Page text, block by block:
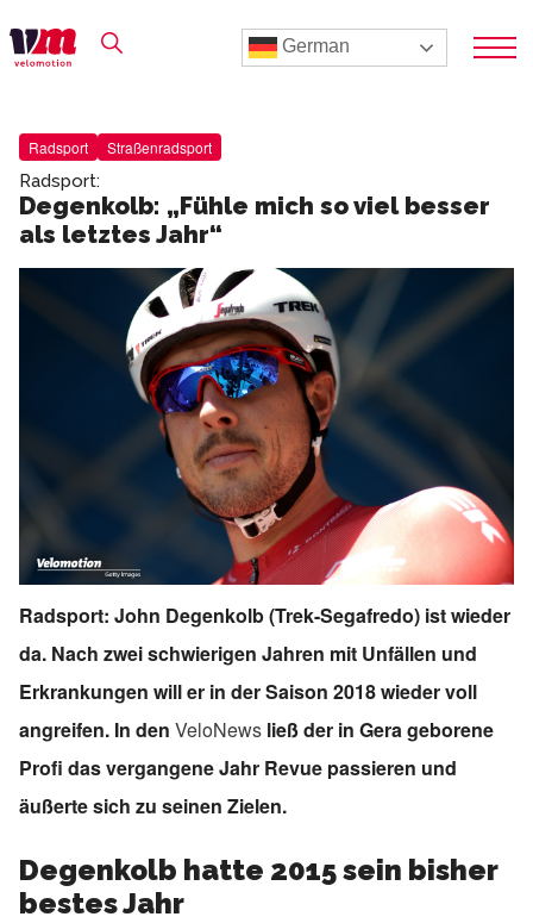
German
Radsport Straßenradsport
Radsport:
Degenkolb: „Fühle mich so viel besser
als letztes Jahr“
Radsport: John Degenkolb (Trek-Segafredo) ist wieder
da. Nach zwei schwierigen Jahren mit Unfällen und
Erkrankungen will er in der Saison 2018 wieder voll
angreifen. In den VeloNews ließ der in Gera geborene
Profi das vergangene Jahr Revue passieren und
äußerte sich zu seinen Zielen.
Degenkolb hatte 2015 sein bisher
bestes Jahr